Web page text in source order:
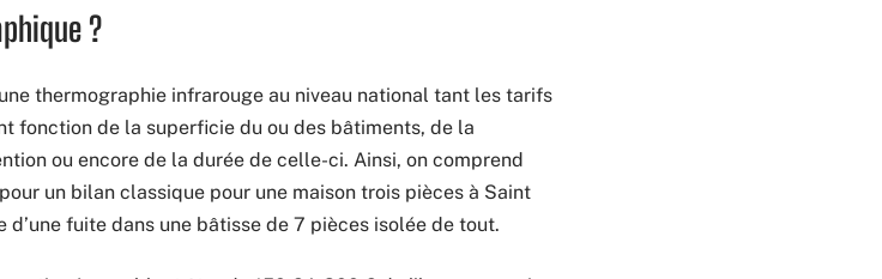
?
thermographie infrarouge au niveau national tant les tarifs
fonction de la superficie du ou des bâtiments, de la
ou encore de la durée de celle-ci. Ainsi, on comprend
un bilan classique pour une maison trois pièces à Saint
fuite dans une bâtisse de 7 pièces isolée de tout.